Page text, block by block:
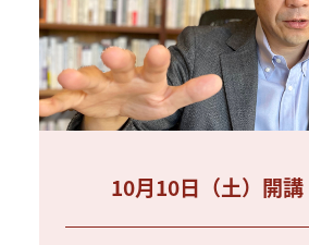
10月10日（土）開